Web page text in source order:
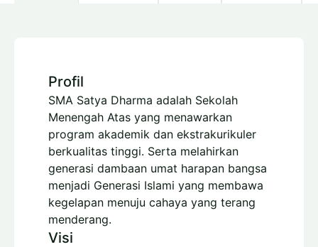
Profil
SMA Satya Dharma adalah Sekolah
Menengah Atas yang menawarkan
program akademik dan ekstrakurikuler
berkualitas tinggi. Serta melahirkan
generasi dambaan umat harapan bangsa
menjadi Generasi Islami yang membawa
kegelapan menuju cahaya yang terang
menderang.
Visi